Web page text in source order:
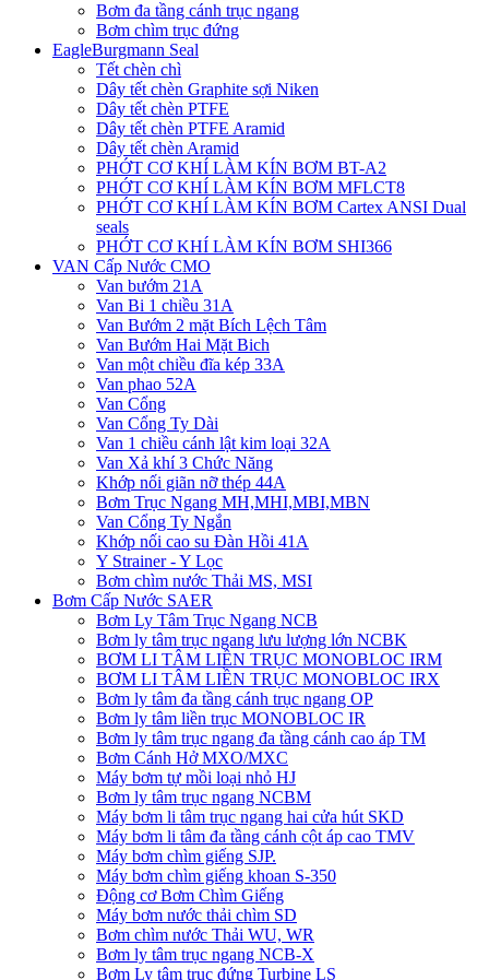
Bơm đa tầng cánh trục ngang
Bơm chìm trục đứng
EagleBurgmann Seal
Tết chèn chì
Dây tết chèn Graphite sợi Niken
Dây tết chèn PTFE
Dây tết chèn PTFE Aramid
Dây tết chèn Aramid
PHỚT CƠ KHÍ LÀM KÍN BƠM BT-A2
PHỚT CƠ KHÍ LÀM KÍN BƠM MFLCT8
PHỚT CƠ KHÍ LÀM KÍN BƠM Cartex ANSI Dual
seals
PHỚT CƠ KHÍ LÀM KÍN BƠM SHI366
VAN Cấp Nước CMO
Van bướm 21A
Van Bi 1 chiều 31A
Van Bướm 2 mặt Bích Lệch Tâm
Van Bướm Hai Mặt Bich
Van một chiều đĩa kép 33A
Van phao 52A
Van Cổng
Van Cổng Ty Dài
Van 1 chiều cánh lật kim loại 32A
Van Xả khí 3 Chức Năng
Khớp nối giãn nỡ thép 44A
Bơm Trục Ngang MH,MHI,MBI,MBN
Van Cổng Ty Ngắn
Khớp nối cao su Đàn Hồi 41A
Y Strainer - Y Lọc
Bơm chìm nước Thải MS, MSI
Bơm Cấp Nước SAER
Bơm Ly Tâm Trục Ngang NCB
Bơm ly tâm trục ngang lưu lượng lớn NCBK
BƠM LI TÂM LIỀN TRỤC MONOBLOC IRM
BƠM LI TÂM LIỀN TRỤC MONOBLOC IRX
Bơm ly tâm đa tầng cánh trục ngang OP
Bơm ly tâm liền trục MONOBLOC IR
Bơm ly tâm trục ngang đa tầng cánh cao áp TM
Bơm Cánh Hở MXO/MXC
Máy bơm tự mồi loại nhỏ HJ
Bơm ly tâm trục ngang NCBM
Máy bơm li tâm trục ngang hai cửa hút SKD
​Máy bơm li tâm đa tầng cánh cột áp cao TMV
Máy bơm chìm giếng SJP.
Máy bơm chìm giếng khoan S-350
Động cơ Bơm Chìm Giếng
​Máy bơm nước thải chìm SD
Bơm chìm nước Thải WU, WR
Bơm ly tâm trục ngang NCB-X
Bơm Ly tâm trục đứng Turbine LS